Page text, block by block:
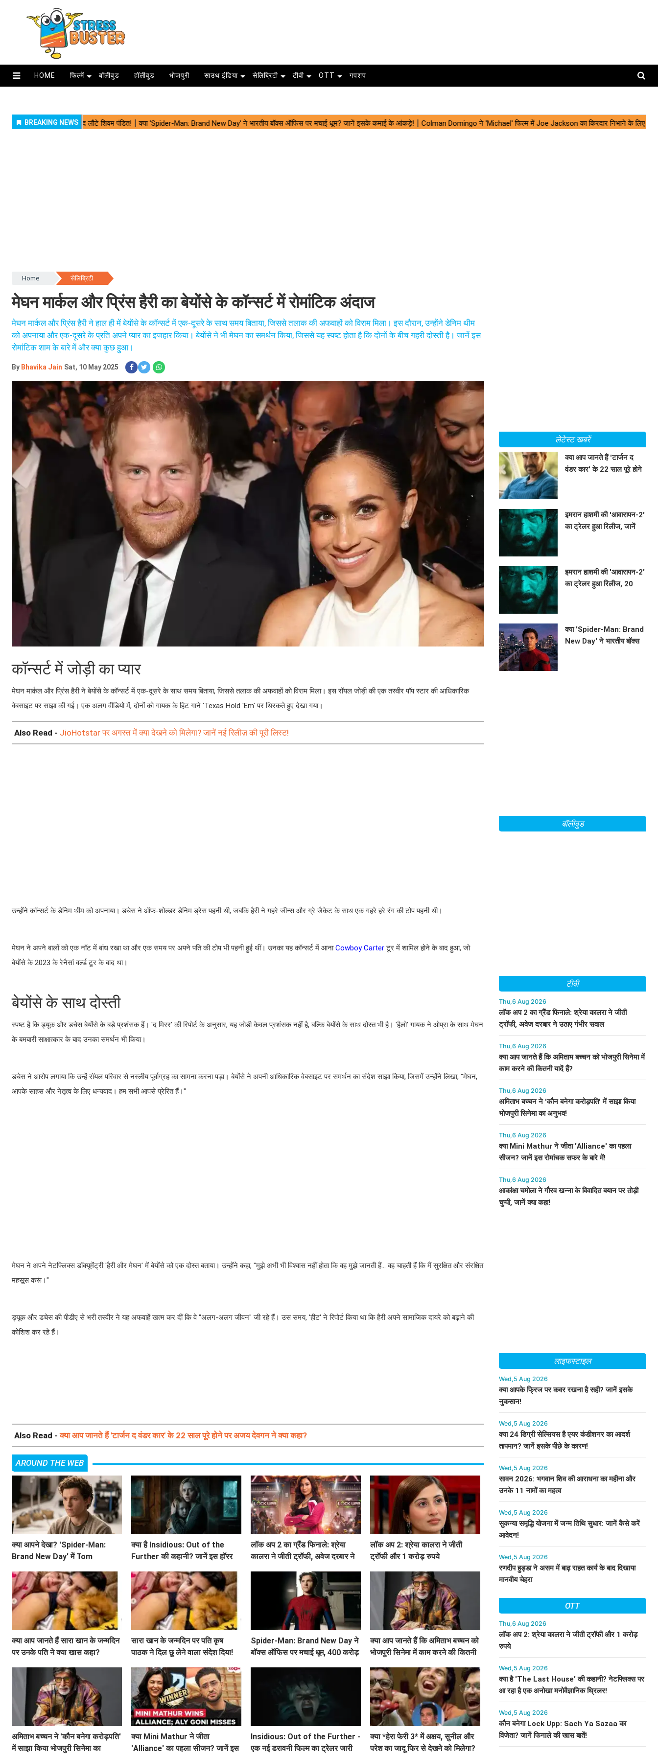
HOME फिल्में बॉलीवुड हॉलीवुड भोजपुरी साउथ इंडिया सेलिब्रिटी टीवी OTT गपशप
Home सेलिब्रिटी
मेघन मार्कल और प्रिंस हैरी का बेयोंसे के कॉन्सर्ट में रोमांटिक अंदाज
मेघन मार्कल और प्रिंस हैरी ने हाल ही में बेयोंसे के कॉन्सर्ट में एक-दूसरे के साथ समय बिताया, जिससे तलाक की अफवाहों को विराम मिला। इस दौरान, उन्होंने डेनिम थीम
को अपनाया और एक-दूसरे के प्रति अपने प्यार का इजहार किया। बेयोंसे ने भी मेघन का समर्थन किया, जिससे यह स्पष्ट होता है कि दोनों के बीच गहरी दोस्ती है। जानें इस
रोमांटिक शाम के बारे में और क्या कुछ हुआ।
By Bhavika Jain Sat, 10 May 2025
कॉन्सर्ट में जोड़ी का प्यार
मेघन मार्कल और प्रिंस हैरी ने बेयोंसे के कॉन्सर्ट में एक-दूसरे के साथ समय बिताया, जिससे तलाक की अफवाहों को विराम मिला। इस रॉयल जोड़ी की एक तस्वीर पॉप स्टार की आधिकारिक
वेबसाइट पर साझा की गई। एक अलग वीडियो में, दोनों को गायक के हिट गाने 'Texas Hold 'Em' पर थिरकते हुए देखा गया।
Also Read - JioHotstar पर अगस्त में क्या देखने को मिलेगा? जानें नई रिलीज़ की पूरी लिस्ट!
उन्होंने कॉन्सर्ट के डेनिम थीम को अपनाया। डचेस ने ऑफ-शोल्डर डेनिम ड्रेस पहनी थी, जबकि हैरी ने गहरे जीन्स और ग्रे जैकेट के साथ एक गहरे हरे रंग की टोप पहनी थी।
मेघन ने अपने बालों को एक नॉट में बांध रखा था और एक समय पर अपने पति की टोप भी पहनी हुई थीं। उनका यह कॉन्सर्ट में आनाCowboy Carterटूर में शामिल होने के बाद हुआ, जो
बेयोंसे के 2023 के रेनैसां वर्ल्ड टूर के बाद था।
बेयोंसे के साथ दोस्ती
स्पष्ट है कि ड्यूक और डचेस बेयोंसे के बड़े प्रशंसक हैं। 'द मिरर' की रिपोर्ट के अनुसार, यह जोड़ी केवल प्रशंसक नहीं है, बल्कि बेयोंसे के साथ दोस्त भी है। 'हैलो' गायक ने ओप्रा के साथ मेघन
के बमबारी साक्षात्कार के बाद उनका समर्थन भी किया।
डचेस ने आरोप लगाया कि उन्हें रॉयल परिवार से नस्लीय पूर्वाग्रह का सामना करना पड़ा। बेयोंसे ने अपनी आधिकारिक वेबसाइट पर समर्थन का संदेश साझा किया, जिसमें उन्होंने लिखा, "मेघन,
आपके साहस और नेतृत्व के लिए धन्यवाद। हम सभी आपसे प्रेरित हैं।"
मेघन ने अपने नेटफ्लिक्स डॉक्यूमेंट्री 'हैरी और मेघन' में बेयोंसे को एक दोस्त बताया। उन्होंने कहा, "मुझे अभी भी विश्वास नहीं होता कि वह मुझे जानती हैं... वह चाहती हैं कि मैं सुरक्षित और संरक्षित
महसूस करूं।"
ड्यूक और डचेस की पीडीए से भरी तस्वीर ने यह अफवाहें खत्म कर दीं कि वे "अलग-अलग जीवन" जी रहे हैं। उस समय, 'हीट' ने रिपोर्ट किया था कि हैरी अपने सामाजिक दायरे को बढ़ाने की
कोशिश कर रहे हैं।
Also Read -क्या आप जानते हैं 'टार्जन द वंडर कार' के 22 साल पूरे होने पर अजय देवगन ने क्या कहा?
AROUND THE WEB
क्या आपने देखा? 'Spider-Man:
Brand New Day' में Tom
क्या है Insidious: Out of the
Further की कहानी? जानें इस हॉरर
लॉक अप 2 का ग्रैंड फिनाले: श्रेया
कालरा ने जीती ट्रॉफी, अवेज दरबार ने
लॉक अप 2: श्रेया कालरा ने जीती
ट्रॉफी और 1 करोड़ रुपये
क्या आप जानते हैं सारा खान के जन्मदिन
पर उनके पति ने क्या खास कहा?
सारा खान के जन्मदिन पर पति कृष
पाठक ने दिल छू लेने वाला संदेश दिया!
Spider-Man: Brand New Day ने
बॉक्स ऑफिस पर मचाई धूम, 400 करोड़
क्या आप जानते हैं कि अमिताभ बच्चन को
भोजपुरी सिनेमा में काम करने की कितनी
अमिताभ बच्चन ने 'कौन बनेगा करोड़पति'
में साझा किया भोजपुरी सिनेमा का
क्या Mini Mathur ने जीता
'Alliance' का पहला सीजन? जानें इस
Insidious: Out of the Further -
एक नई डरावनी फिल्म का ट्रेलर जारी
क्या *हेरा फेरी 3* में अक्षय, सुनील और
परेश का जादू फिर से देखने को मिलेगा?
लेटेस्ट खबरें
क्या आप जानते हैं 'टार्जन द
वंडर कार' के 22 साल पूरे होने
इमरान हाशमी की 'आवारापन-2'
का ट्रेलर हुआ रिलीज, जानें
इमरान हाशमी की 'आवारापन-2'
का ट्रेलर हुआ रिलीज, 20
क्या 'Spider-Man: Brand
New Day' ने भारतीय बॉक्स
बॉलीवुड
टीवी
Thu,6 Aug 2026
लॉक अप 2 का ग्रैंड फिनाले: श्रेया कालरा ने जीती
ट्रॉफी, अवेज दरबार ने उठाए गंभीर सवाल
Thu,6 Aug 2026
क्या आप जानते हैं कि अमिताभ बच्चन को भोजपुरी सिनेमा में
काम करने की कितनी यादें हैं?
Thu,6 Aug 2026
अमिताभ बच्चन ने 'कौन बनेगा करोड़पति' में साझा किया
भोजपुरी सिनेमा का अनुभव!
Thu,6 Aug 2026
क्या Mini Mathur ने जीता 'Alliance' का पहला
सीजन? जानें इस रोमांचक सफर के बारे में!
Thu,6 Aug 2026
आकांक्षा चमोला ने गौरव खन्ना के विवादित बयान पर तोड़ी
चुप्पी, जानें क्या कहा!
लाइफस्टाइल
Wed,5 Aug 2026
क्या आपके फ्रिज पर कवर रखना है सही? जानें इसके
नुकसान!
Wed,5 Aug 2026
क्या 24 डिग्री सेल्सियस है एयर कंडीशनर का आदर्श
तापमान? जानें इसके पीछे के कारण!
Wed,5 Aug 2026
सावन 2026: भगवान शिव की आराधना का महीना और
उनके 11 नामों का महत्व
Wed,5 Aug 2026
सुकन्या समृद्धि योजना में जन्म तिथि सुधार: जानें कैसे करें
आवेदन!
Wed,5 Aug 2026
रणदीप हुड्डा ने असम में बाढ़ राहत कार्य के बाद दिखाया
मानवीय चेहरा
OTT
Thu,6 Aug 2026
लॉक अप 2: श्रेया कालरा ने जीती ट्रॉफी और 1 करोड़
रुपये
Wed,5 Aug 2026
क्या है 'The Last House' की कहानी? नेटफ्लिक्स पर
आ रहा है एक अनोखा मनोवैज्ञानिक थ्रिलर!
Wed,5 Aug 2026
कौन बनेगा Lock Upp: Sach Ya Sazaa का
विजेता? जानें फिनाले की खास बातें!